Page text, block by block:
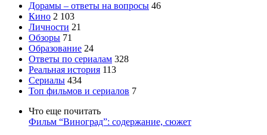
Дорамы – ответы на вопросы 46
Кино 2 103
Личности 21
Обзоры 71
Образование 24
Ответы по сериалам 328
Реальная история 113
Сериалы 434
Топ фильмов и сериалов 7
Что еще почитать
Фильм “Виноград”: содержание, сюжет